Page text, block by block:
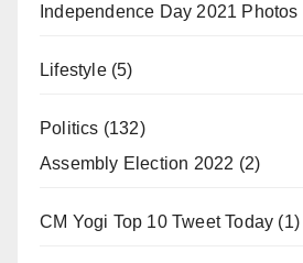
Independence Day 2021 Photos
Lifestyle(5)
Politics (132)
Assembly Election 2022 (2)
CM Yogi Top 10 Tweet Today (1)